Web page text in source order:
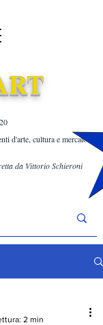
d'arte, cultura e mercato
da Vittorio Schieroni
2 min